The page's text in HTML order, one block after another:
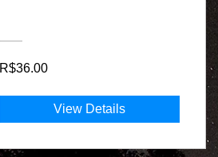
R$36.00
View Details